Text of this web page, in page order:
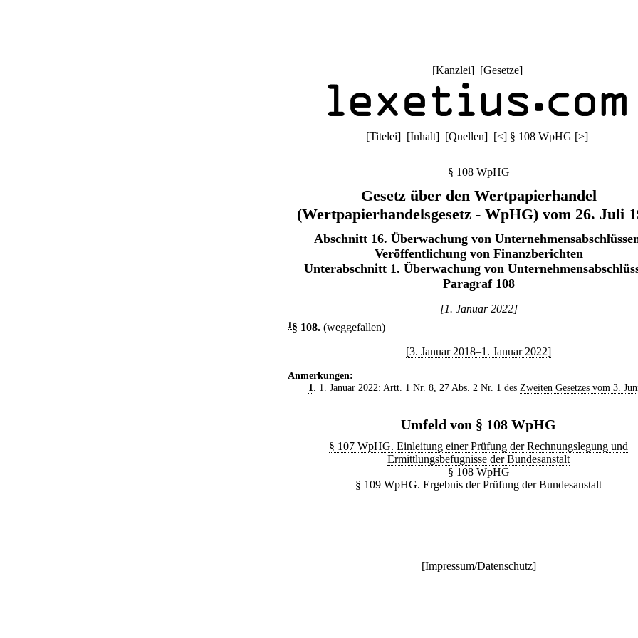
[Kanzlei] [Gesetze]
[Titelei] [Inhalt] [Quellen] [<] § 108 WpHG [>]
§ 108 WpHG
Gesetz über den Wertpapierhandel
(Wertpapierhandelsgesetz - WpHG) vom 26. Juli
Abschnitt 16. Überwachung von
Veröffentlichung von Finanzberichten
Unterabschnitt 1. Überwachung von
Paragraf 108
[1. Januar 2022]
1 § 108. (weggefallen)
[3. Januar 2018–1. Januar 2022]
Anmerkungen:
1
. 1. Januar 2022: Artt. 1 Nr. 8, 27 Abs. 2 Nr. 1 des Zweiten Gesetzes vom 3.
Umfeld von § 108 WpHG
§ 107 WpHG. Einleitung einer Prüfung der Rechnungslegung und
Ermittlungsbefugnisse der Bundesanstalt
§ 108 WpHG
§ 109 WpHG. Ergebnis der Prüfung der Bundesanstalt
[Impressum/Datenschutz]